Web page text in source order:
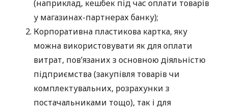
(наприклад, кешбек під час оплати товарів
у магазинах-партнерах банку);
Корпоративна пластикова картка, яку
можна використовувати як для оплати
витрат, пов’язаних з основною діяльністю
підприємства (закупівля товарів чи
комплектувальних, розрахунки з
постачальниками тощо), так і для